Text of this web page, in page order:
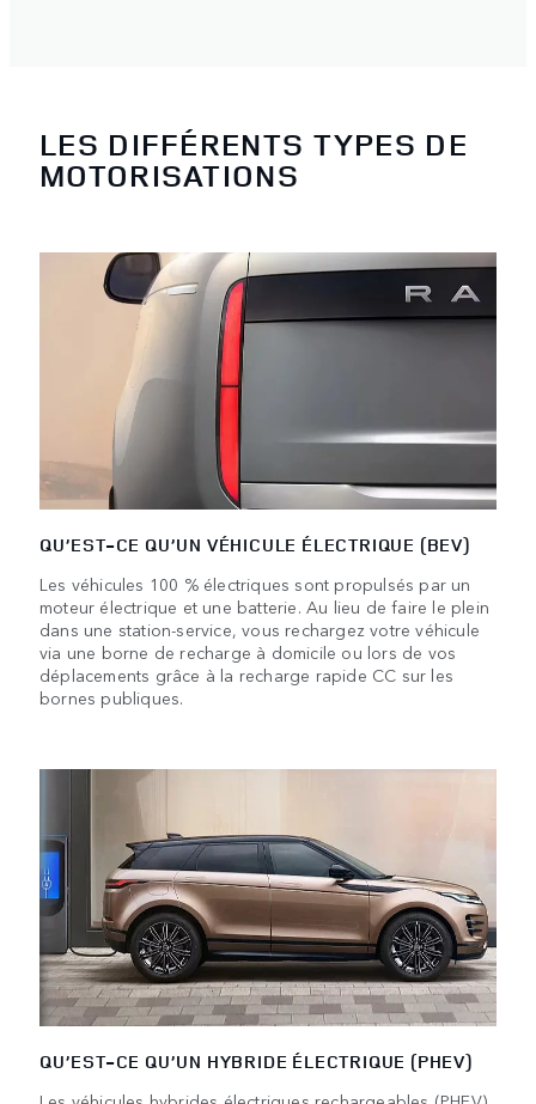
LES DIFFÉRENTS TYPES DE
MOTORISATIONS
QU’EST-CE QU’UN VÉHICULE ÉLECTRIQUE (BEV)
Les véhicules 100 % électriques sont propulsés par un
moteur électrique et une batterie. Au lieu de faire le plein
dans une station-service, vous rechargez votre véhicule
via une borne de recharge à domicile ou lors de vos
déplacements grâce à la recharge rapide CC sur les
bornes publiques.
QU’EST-CE QU’UN HYBRIDE ÉLECTRIQUE (PHEV)